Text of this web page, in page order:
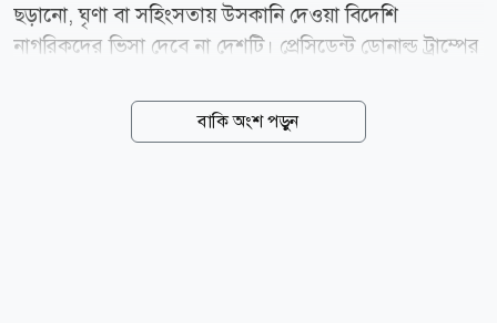
ছড়ানো, ঘৃণা বা সহিংসতায় উসকানি দেওয়া বিদেশি
নাগরিকদের ভিসা দেবে না দেশটি। প্রেসিডেন্ট ডোনাল্ড ট্রাম্পের
ভিসানীতির ঘোষণা দিয়েছে। মার্কিন পররাষ্ট্রমন্ত্রী মার্কো রুবিও
এ ঘোষণা দিয়ে বলেন, ট্রাম্প প্রশাসন ইহুদি সম্প্রদায়ের
বাকি অংশ পড়ুন